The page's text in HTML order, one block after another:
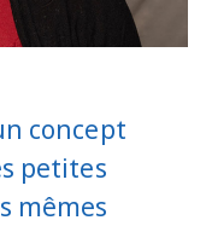
concept
petites
mêmes